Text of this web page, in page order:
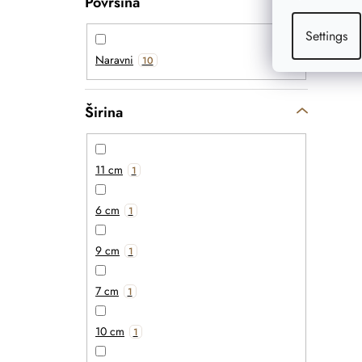
Settings
Naravni 10
Širina
11 cm 1
6 cm 1
9 cm 1
7 cm 1
10 cm 1